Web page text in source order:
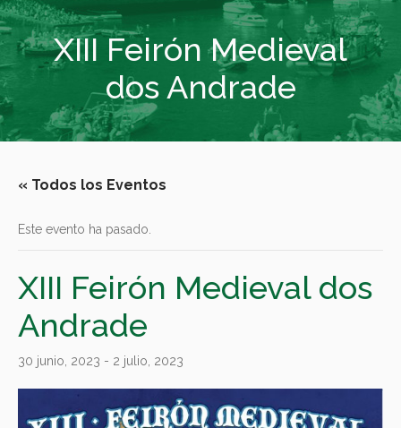
XIII Feirón Medieval
dos Andrade
« Todos los Eventos
Este evento ha pasado.
XIII Feirón Medieval dos
Andrade
30 junio, 2023 - 2 julio, 2023